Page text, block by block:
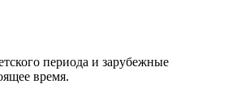
периода и зарубежные
время.